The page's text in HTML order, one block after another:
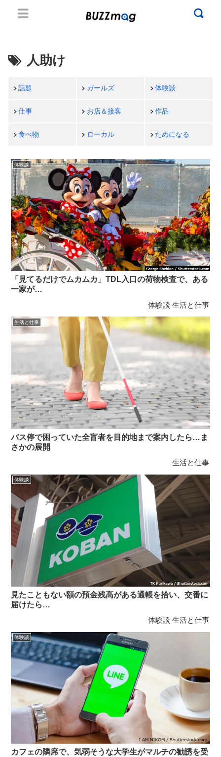
人助け
話題 ガールズ 体験談
仕事 お店＆接客 作品
食べ物 ローカル ためになる
体験談
「見てるだけでムカムカ」TDL入口の荷物検査で、ある
一家が…
体験談 生活と仕事
生活と仕事
バス停で困っていた全盲者を目的地まで案内したら…ま
さかの展開
生活と仕事
体験談
見たこともない額の預金残高がある通帳を拾い、交番に
届けたら…
体験談 生活と仕事
体験談
カフェの隣席で、気弱そうな大学生がマルチの勧誘を受